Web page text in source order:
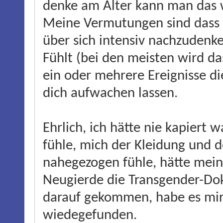
denke am Alter kann man das
Meine Vermutungen sind
über sich intensiv
Fühlt (bei den meisten wird
ein oder mehrere Ereignisse
dich aufwachen lassen.
Ehrlich, ich hätte nie kapiert
fühle, mich der Kleidung und
nahegezogen fühle, hätte
Neugierde die Transgender-
darauf gekommen, habe es
wiedegefunden.